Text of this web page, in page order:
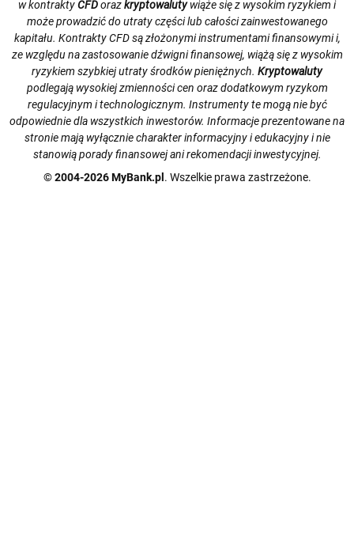
w kontraktyCFDorazkryptowalutywiąże się z wysokim ryzykiem i
może prowadzić do utraty części lub całości zainwestowanego
kapitału. Kontrakty CFD są złożonymi instrumentami finansowymi i,
ze względu na zastosowanie dźwigni finansowej, wiążą się z wysokim
ryzykiem szybkiej utraty środków pieniężnych. Kryptowaluty
podlegają wysokiej zmienności cen oraz dodatkowym ryzykom
regulacyjnym i technologicznym. Instrumenty te mogą nie być
odpowiednie dla wszystkich inwestorów. Informacje prezentowane na
stronie mają wyłącznie charakter informacyjny i edukacyjny i nie
stanowią porady finansowej ani rekomendacji inwestycyjnej.
© 2004-2026 MyBank.pl . Wszelkie prawa zastrzeżone.